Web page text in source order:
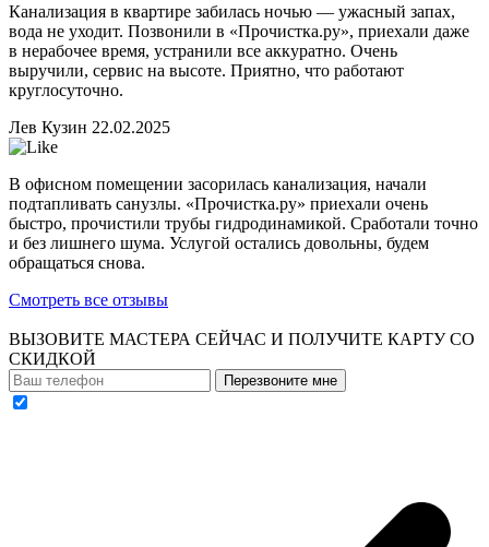
Канализация в квартире забилась ночью — ужасный запах,
вода не уходит. Позвонили в «Прочистка.ру», приехали даже
в нерабочее время, устранили все аккуратно. Очень
выручили, сервис на высоте. Приятно, что работают
круглосуточно.
Лев Кузин 22.02.2025
В офисном помещении засорилась канализация, начали
подтапливать санузлы. «Прочистка.ру» приехали очень
быстро, прочистили трубы гидродинамикой. Сработали точно
и без лишнего шума. Услугой остались довольны, будем
обращаться снова.
Смотреть все отзывы
ВЫЗОВИТЕ МАСТЕРА СЕЙЧАС И ПОЛУЧИТЕ КАРТУ СО
СКИДКОЙ
Перезвоните мне